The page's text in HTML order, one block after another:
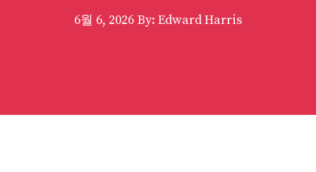
6월 6, 2026 By: Edward Harris